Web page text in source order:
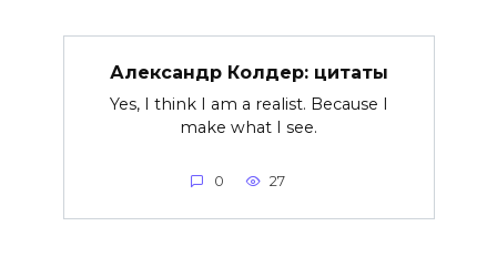
Александр Колдер: цитаты
Yes, I think I am a realist. Because I
make what I see.
0 27